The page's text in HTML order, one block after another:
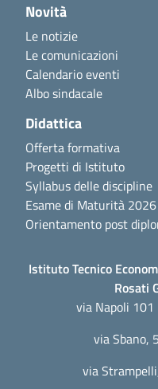
Novità
Le notizie
Le comunicazioni
Calendario eventi
Albo sindacale
Didattica
Offerta formativa
Progetti di Istituto
Syllabus delle discipline
Esame di Maturità 2026
Orientamento post
Istituto Tecnico
Rosati
via Napoli
via Sbano,
via